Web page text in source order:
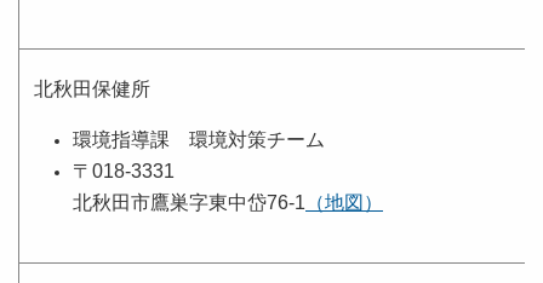
北秋田保健所
環境指導課 環境対策チーム
〒018-3331
北秋田市鷹巣字東中岱76-1 （地図）